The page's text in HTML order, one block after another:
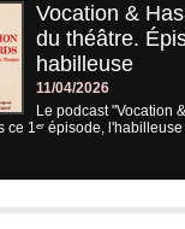
Vocation &
du théâtre.
habilleuse
11/04/2026
Le podcast "Vocation
ce 1ᵉʳ épisode,